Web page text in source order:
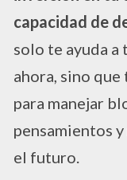
capacidad de
solo te ayuda a
ahora, sino
para manejar
pensamientos
el futuro.